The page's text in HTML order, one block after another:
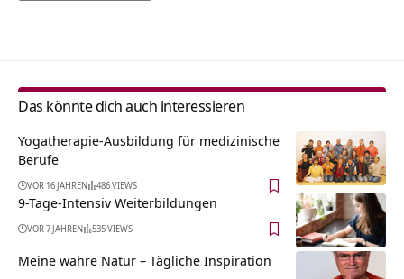
Das könnte dich auch interessieren
Yogatherapie-Ausbildung für medizinische
Berufe
VOR 16 JAHREN 486 VIEWS
9-Tage-Intensiv Weiterbildungen
VOR 7 JAHREN 535 VIEWS
Meine wahre Natur – Tägliche Inspiration